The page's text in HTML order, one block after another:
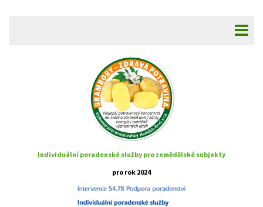
Individuální poradenské služby pro zemědělské subjekty
pro rok 2024